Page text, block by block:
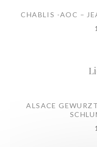
CHABLIS -AOC –
ALSACE